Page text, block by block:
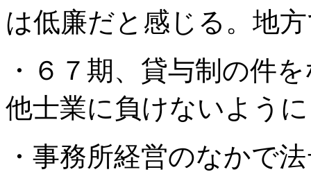
は低廉だと感じる。地
・６７期、貸与制の件
他士業に負けないよう
・事務所経営のなかで